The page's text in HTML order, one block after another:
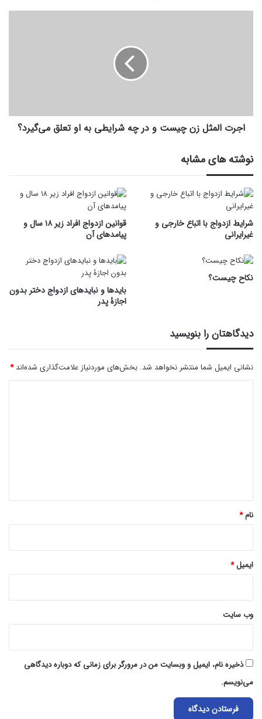
به
می‌گیرد؟
اجرت المثل زن چیست و در چه شرایطی به او تعلق می‌گیرد؟
نوشته های مشابه
شرایط ازدواج با اتباع خارجی و
غیرایرانی
قوانین ازدواج افراد زیر ۱۸ سال و
پیامدهای آن
نکاح چیست؟
بایدها و نبایدهای ازدواج دختر بدون
اجازۀ پدر
دیدگاهتان را بنویسید
نشانی ایمیل شما منتشر نخواهد شد. بخش‌های موردنیاز علامت‌گذاری شده‌اند*
نام*
ایمیل*
وب‌ سایت
ذخیره نام، ایمیل و وبسایت من در مرورگر برای زمانی که دوباره دیدگاهی
می‌نویسم.